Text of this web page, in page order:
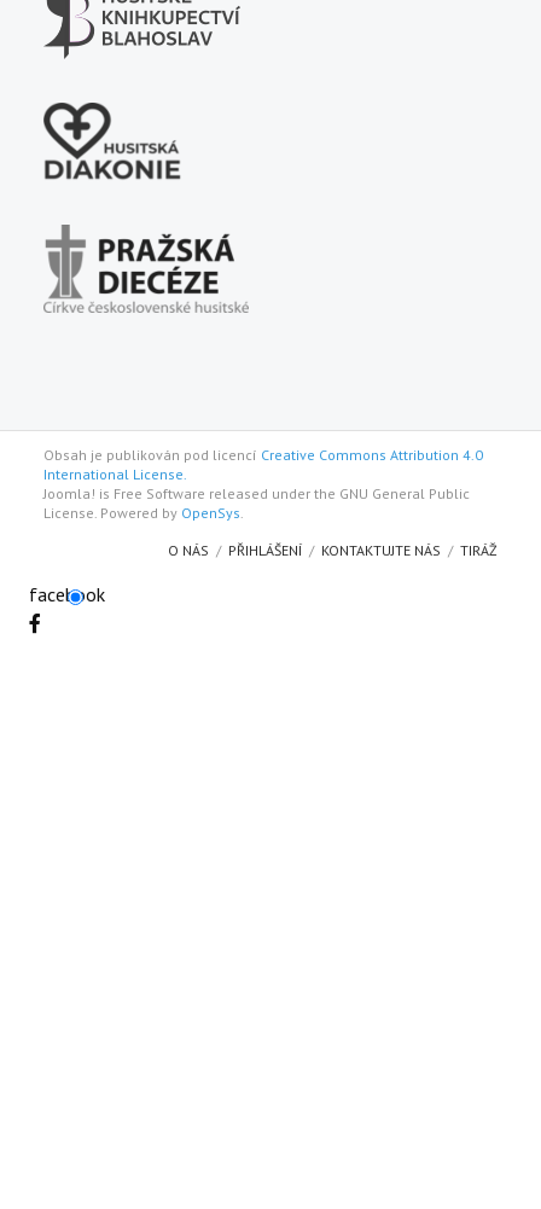
Obsah je publikován pod licencí Creative Commons Attribution 4.0
International License.
Joomla! is Free Software released under the GNU General Public
License. Powered by OpenSys
O NÁS PŘIHLÁŠENÍ KONTAKTUJTE NÁS TIRÁŽ
facebook